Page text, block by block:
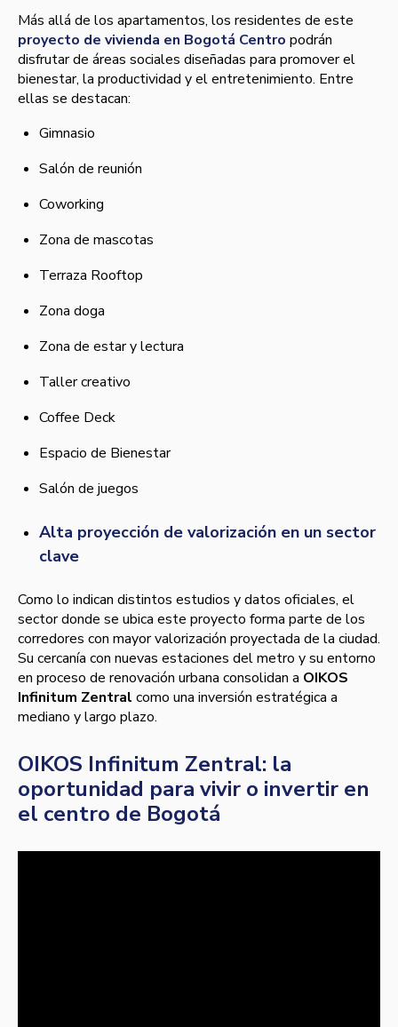
Más allá de los apartamentos, los residentes de este
proyecto de vivienda en Bogotá Centro podrán
disfrutar de áreas sociales diseñadas para promover el
bienestar, la productividad y el entretenimiento. Entre
ellas se destacan:
Gimnasio
Salón de reunión
Coworking
Zona de mascotas
Terraza Rooftop
Zona doga
Zona de estar y lectura
Taller creativo
Coffee Deck
Espacio de Bienestar
Salón de juegos
Alta proyección de valorización en un sector
clave
Como lo indican distintos estudios y datos oficiales, el
sector donde se ubica este proyecto forma parte de los
corredores con mayor valorización proyectada de la ciudad.
Su cercanía con nuevas estaciones del metro y su entorno
en proceso de renovación urbana consolidan a OIKOS
Infinitum Zentral como una inversión estratégica a
mediano y largo plazo.
OIKOS Infinitum Zentral: la
oportunidad para vivir o invertir en
el centro de Bogotá